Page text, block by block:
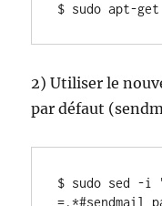
$ sudo apt-
2) Utiliser le
par défaut
$ sudo sed -i